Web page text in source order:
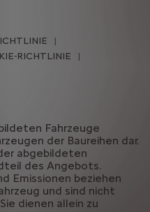
RICHTLINIE
Fahrzeuge
der Baureihen dar.
abgebildeten
des Angebots.
Emissionen beziehen
und sind nicht
dienen allein zu